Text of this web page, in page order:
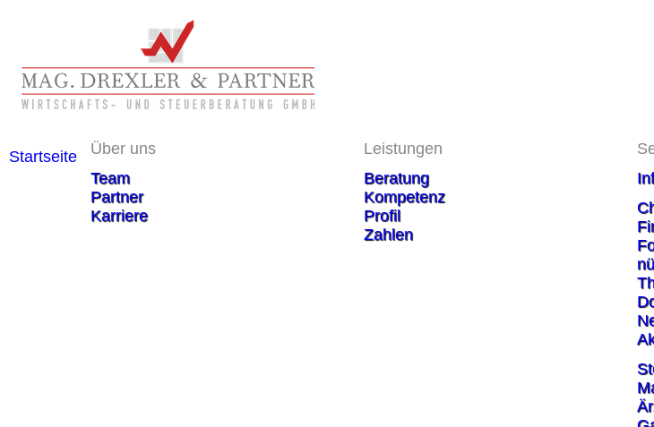
Startseite
Über uns
Team
Partner
Karriere
Leistungen
Beratung
Kompetenz
Profil
Zahlen